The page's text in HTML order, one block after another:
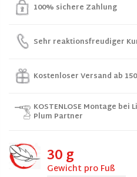
100% sichere Zahlung
Sehr reaktionsfreudiger
Kostenloser Versand ab
KOSTENLOSE Montage
Plum Partner
30 g
Gewicht pro Fuß